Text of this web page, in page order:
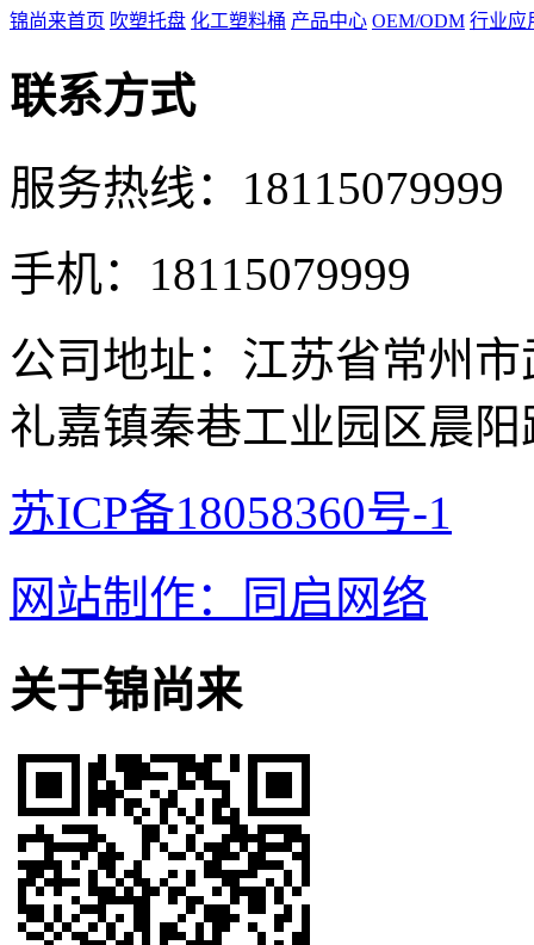
锦尚来首页 吹塑托盘 化工塑料桶 产品中心 OEM/ODM 行业应
联系方式
服务热线：18115079999
手机：18115079999
公司地址：江苏省常州市
礼嘉镇秦巷工业园区晨阳
苏ICP备18058360号-1
网站制作：同启网络
关于锦尚来